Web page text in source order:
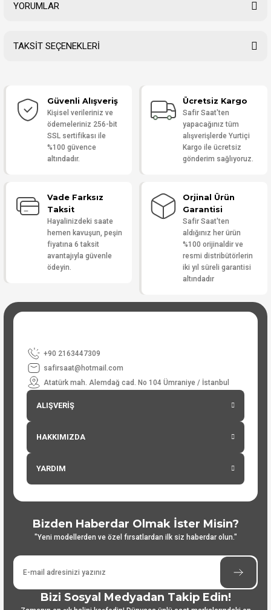
YORUMLAR
Yorum Yaz
TAKSİT SEÇENEKLERİ
Güvenli Alışveriş
Kişisel verileriniz ve
ödemeleriniz 256-bit
SSL sertifikası ile
%100 güvence
altındadır.
Ücretsiz Kargo
Safir Saat'ten
yapacağınız tüm
alışverişlerde Yurtiçi
Kargo ile ücretsiz
gönderim sağlıyoruz.
Vade Farksız
Taksit
Hayalinizdeki saate
hemen kavuşun, peşin
fiyatına 6 taksit
avantajıyla güvenle
ödeyin.
Orjinal Ürün
Garantisi
Safir Saat'ten
aldığınız her ürün
%100 orijinaldir ve
resmi distribütörlerin
iki yıl süreli garantisi
altındadır
+90 2163447309
safirsaat@hotmail.com
Atatürk mah. Alemdağ cad. No 104 Ümraniye / İstanbul
ALIŞVERİŞ
HAKKIMIZDA
YARDIM
Bizden Haberdar Olmak İster Misin?
"Yeni modellerden ve özel fırsatlardan ilk siz haberdar olun."
Bizi Sosyal Medyadan Takip Edin!